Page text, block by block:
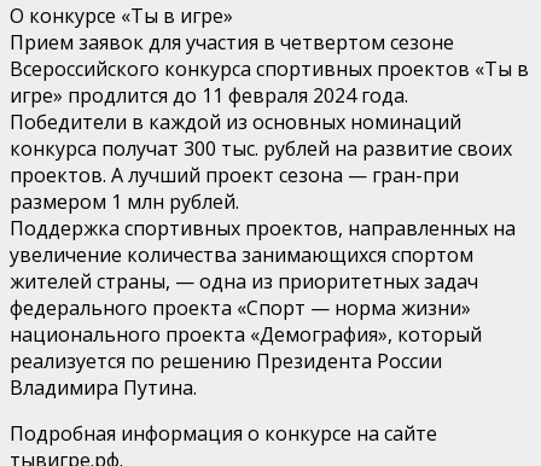
О конкурсе «Ты в игре»
Прием заявок для участия в четвертом сезоне
Всероссийского конкурса спортивных проектов «Ты в
игре» продлится до 11 февраля 2024 года.
Победители в каждой из основных номинаций
конкурса получат 300 тыс. рублей на развитие своих
проектов. А лучший проект сезона — гран-при
размером 1 млн рублей.
Поддержка спортивных проектов, направленных на
увеличение количества занимающихся спортом
жителей страны, — одна из приоритетных задач
федерального проекта «Спорт — норма жизни»
национального проекта «Демография», который
реализуется по решению Президента России
Владимира Путина.
Подробная информация о конкурсе на сайте
тывигре.рф.